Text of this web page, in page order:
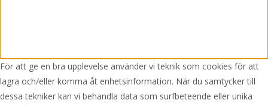
För att ge en bra upplevelse använder vi teknik som cookies för att
lagra och/eller komma åt enhetsinformation. När du samtycker till
dessa tekniker kan vi behandla data som surfbeteende eller unika